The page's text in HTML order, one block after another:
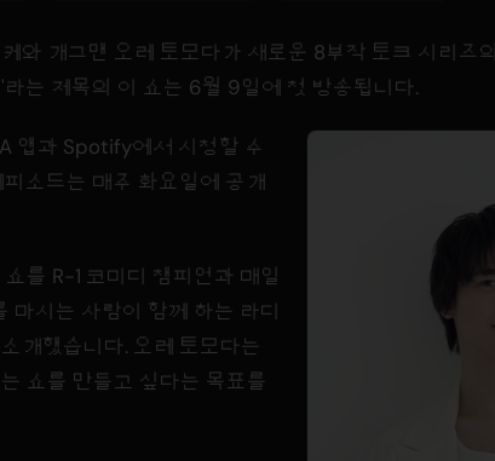
와 개그맨 오레 토모다가 새로운 8부작 토크 시리즈
는 제목의 이 쇼는 6월 9일에 첫 방송됩니다.
앱과 Spotify에서 시청할 수
소드는 매주 화요일에 공개
를 R-1 코미디 챔피언과 매일
마시는 사람이 함께 하는 라디
개했습니다. 오레 토모다는
쇼를 만들고 싶다는 목표를